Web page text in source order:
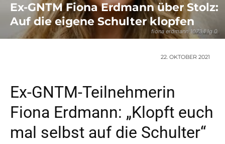
fiona erdmann 10734 lg 0
Ex-GNTM Fiona Erdmann über Stolz:
Auf die eigene Schulter klopfen
22. OKTOBER 2021
Ex-GNTM-Teilnehmerin
Fiona Erdmann: „Klopft euch
mal selbst auf die Schulter“